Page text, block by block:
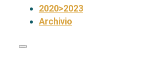
2020>2023
Archivio